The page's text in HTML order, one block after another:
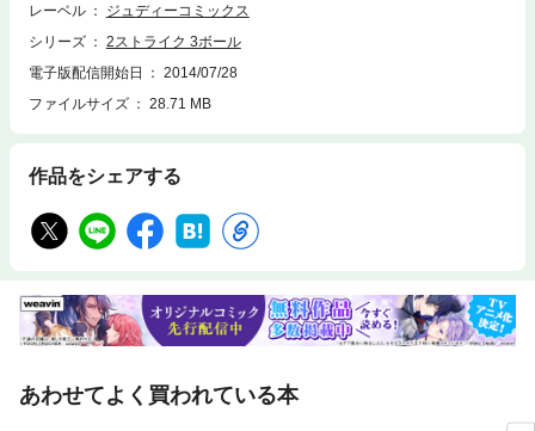
レーベル
ジュディーコミックス
シリーズ
2ストライク 3ボール
電子版配信開始日
2014/07/28
ファイルサイズ
28.71 MB
作品をシェアする
あわせてよく買われている本